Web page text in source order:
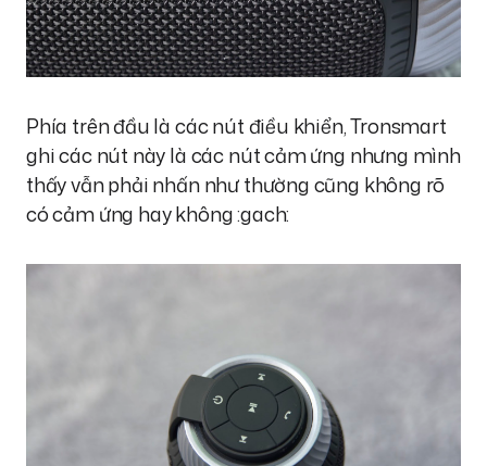
Phía trên đầu là các nút điều khiển, Tronsmart
ghi các nút này là các nút cảm ứng nhưng mình
thấy vẫn phải nhấn như thường cũng không rõ
có cảm ứng hay không :gach: